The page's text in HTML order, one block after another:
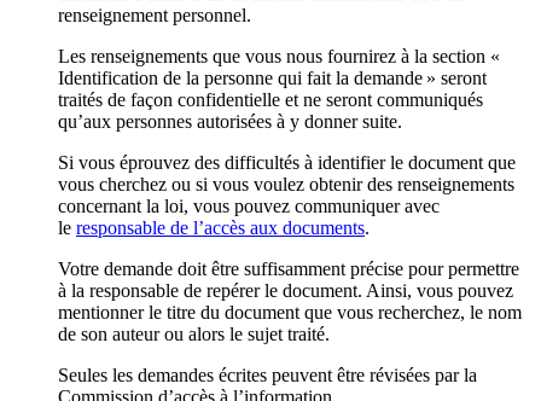
renseignement personnel.
Les renseignements que vous nous fournirez à la section «
Identification de la personne qui fait la demande » seront
traités de façon confidentielle et ne seront communiqués
qu’aux personnes autorisées à y donner suite.
Si vous éprouvez des difficultés à identifier le document que
vous cherchez ou si vous voulez obtenir des renseignements
concernant la loi, vous pouvez communiquer avec
le responsable de l’accès aux documents.
Votre demande doit être suffisamment précise pour permettre
à la responsable de repérer le document. Ainsi, vous pouvez
mentionner le titre du document que vous recherchez, le nom
de son auteur ou alors le sujet traité.
Seules les demandes écrites peuvent être révisées par la
Commission d’accès à l’information.